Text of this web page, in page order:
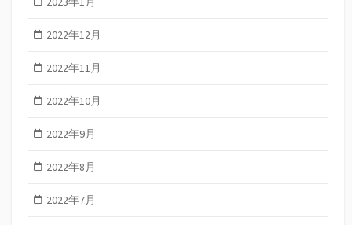
2022年12月
2022年11月
2022年10月
2022年9月
2022年8月
2022年7月